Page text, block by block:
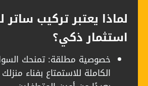
لماذا يعتبر تركيب
استثمار ذكي؟
خصوصية مطلقة: تمنحك
الكاملة للاستمتاع بفناء